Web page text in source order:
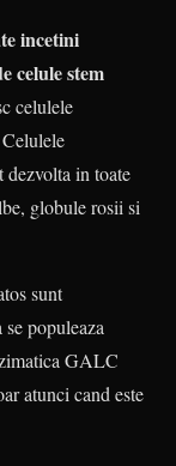
incetini
celule stem
celulele
Celulele
dezvolta in toate
globule rosii si
sunt
populeaza
GALC
atunci cand este